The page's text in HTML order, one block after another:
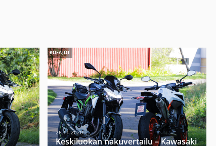
KOEAJOT
26.11.2020
Keskiluokan nakuvertailu – Kawasaki